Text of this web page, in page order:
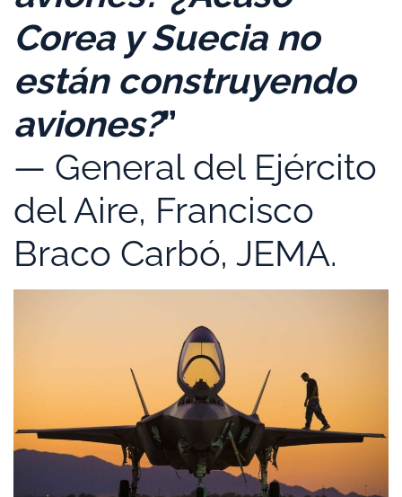
Corea y Suecia no
están construyendo
aviones?”
— General del Ejército
del Aire, Francisco
Braco Carbó, JEMA.